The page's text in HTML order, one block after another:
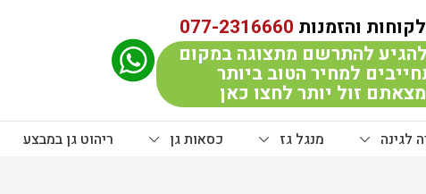
והזמנות 077-2316660
להתרשם מתצוגה במקום
למחיר הטוב ביותר
זול יותר לחצו כאן
לגינה מנגל גז כסאות גן ריהוט גן במבצע